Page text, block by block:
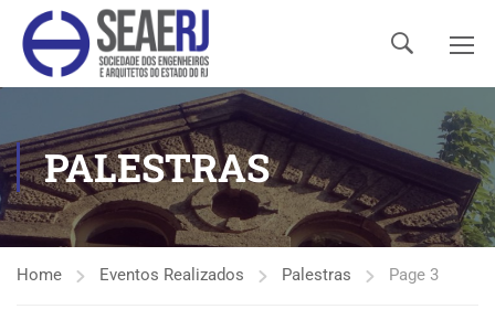
PALESTRAS
Home Eventos Realizados Palestras Page 3